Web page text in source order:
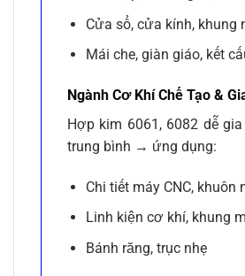
Cửa sổ, cửa kính, khung
Mái che, giàn giáo, kết
Ngành Cơ Khí Chế Tạo &
Hợp kim 6061, 6082 dễ
trung bình → ứng dụng:
Chi tiết máy CNC, khuôn
Linh kiện cơ khí, khung
Bánh răng, trục nhẹ